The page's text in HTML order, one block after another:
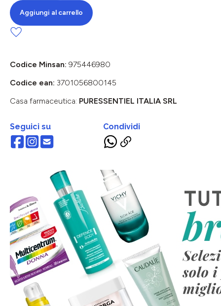
Aggiungi al carrello
Codice Minsan: 975446980
Codice ean: 3701056800145
Casa farmaceutica: PURESSENTIEL ITALIA SRL
Seguici su Condividi